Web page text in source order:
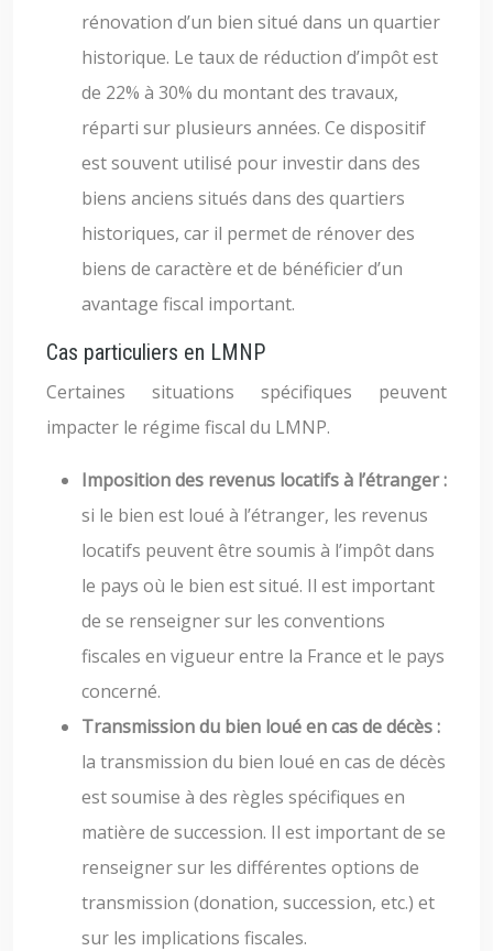
rénovation d’un bien situé dans un quartier
historique. Le taux de réduction d’impôt est
de 22% à 30% du montant des travaux,
réparti sur plusieurs années. Ce dispositif
est souvent utilisé pour investir dans des
biens anciens situés dans des quartiers
historiques, car il permet de rénover des
biens de caractère et de bénéficier d’un
avantage fiscal important.
Cas particuliers en LMNP
Certaines situations spécifiques peuvent
impacter le régime fiscal du LMNP.
Imposition des revenus locatifs à l’étranger :
si le bien est loué à l’étranger, les revenus
locatifs peuvent être soumis à l’impôt dans
le pays où le bien est situé. Il est important
de se renseigner sur les conventions
fiscales en vigueur entre la France et le pays
concerné.
Transmission du bien loué en cas de décès :
la transmission du bien loué en cas de décès
est soumise à des règles spécifiques en
matière de succession. Il est important de se
renseigner sur les différentes options de
transmission (donation, succession, etc.) et
sur les implications fiscales.